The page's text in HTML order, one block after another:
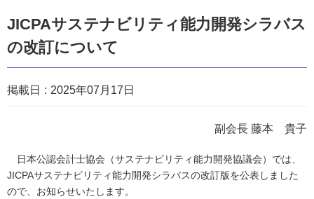
JICPAサステナビリティ能力開発シラバス
の改訂について
掲載日 2025年07月17日
副会長 藤本 貴子
日本公認会計士協会（サステナビリティ能力開発協議会）では、
JICPAサステナビリティ能力開発シラバスの改訂版を公表しました
ので、お知らせいたします。